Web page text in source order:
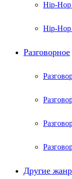
Hip-Hop
Hip-
Разговорное
Другие